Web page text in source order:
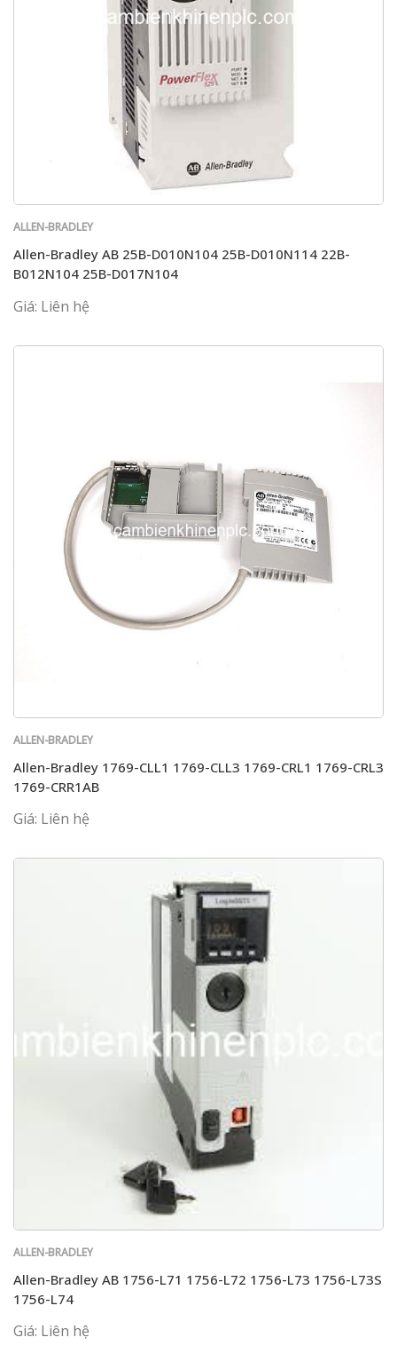
ALLEN-BRADLEY
Allen-Bradley AB 25B-D010N104 25B-D010N114 22B-
B012N104 25B-D017N104
Giá: Liên hệ
ALLEN-BRADLEY
Allen-Bradley 1769-CLL1 1769-CLL3 1769-CRL1 1769-CRL3
1769-CRR1AB
Giá: Liên hệ
ALLEN-BRADLEY
Allen-Bradley AB 1756-L71 1756-L72 1756-L73 1756-L73S
1756-L74
Giá: Liên hệ